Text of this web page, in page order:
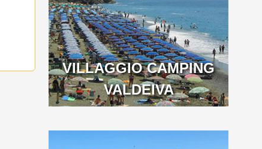
VILLAGGIO CAMPING
VALDEIVA